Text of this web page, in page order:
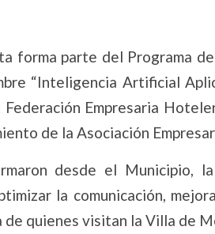
forma parte del Programa
“Inteligencia Artificial
Empresaria
de la Asociación
desde el Municipio,
la comunicación,
de quienes visitan la Villa de